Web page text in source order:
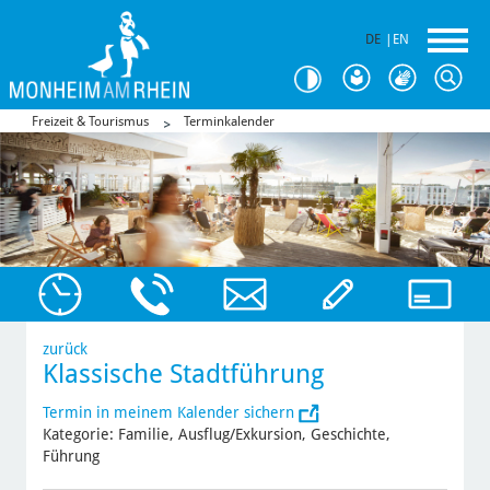
DE EN
Freizeit & Tourismus Terminkalender
zurück
Klassische Stadtführung
Termin in meinem Kalender sichern
Kategorie: Familie, Ausflug/Exkursion, Geschichte,
Führung